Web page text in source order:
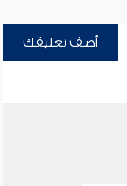
أضف تعليقك